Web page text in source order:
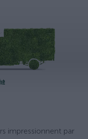
impressionnent par